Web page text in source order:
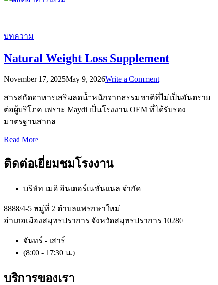
บทความ
Natural Weight Loss Supplement
November 17, 2025May 9, 2026Write a Commenton
Weight
Loss
Supplement
สารสกัดอาหารเสริมลดน้ำหนักจากธรรมชาติที่ไม่เป็นอันตราย
ต่อผู้บริโภค เพราะ Maydi เป็นโรงงาน OEM ที่ได้รับรอง
มาตรฐานสากล
Read More
ติดต่อเยี่ยมชมโรงงาน
บริษัท เมดิ อินเตอร์เนชั่นแนล จำกัด
8888/4-5 หมู่ที่ 2 ตำบลแพรกษาใหม่
อำเภอเมืองสมุทรปราการ จังหวัดสมุทรปราการ 10280
จันทร์ - เสาร์
(8:00 - 17:30 น.)
บริการของเรา